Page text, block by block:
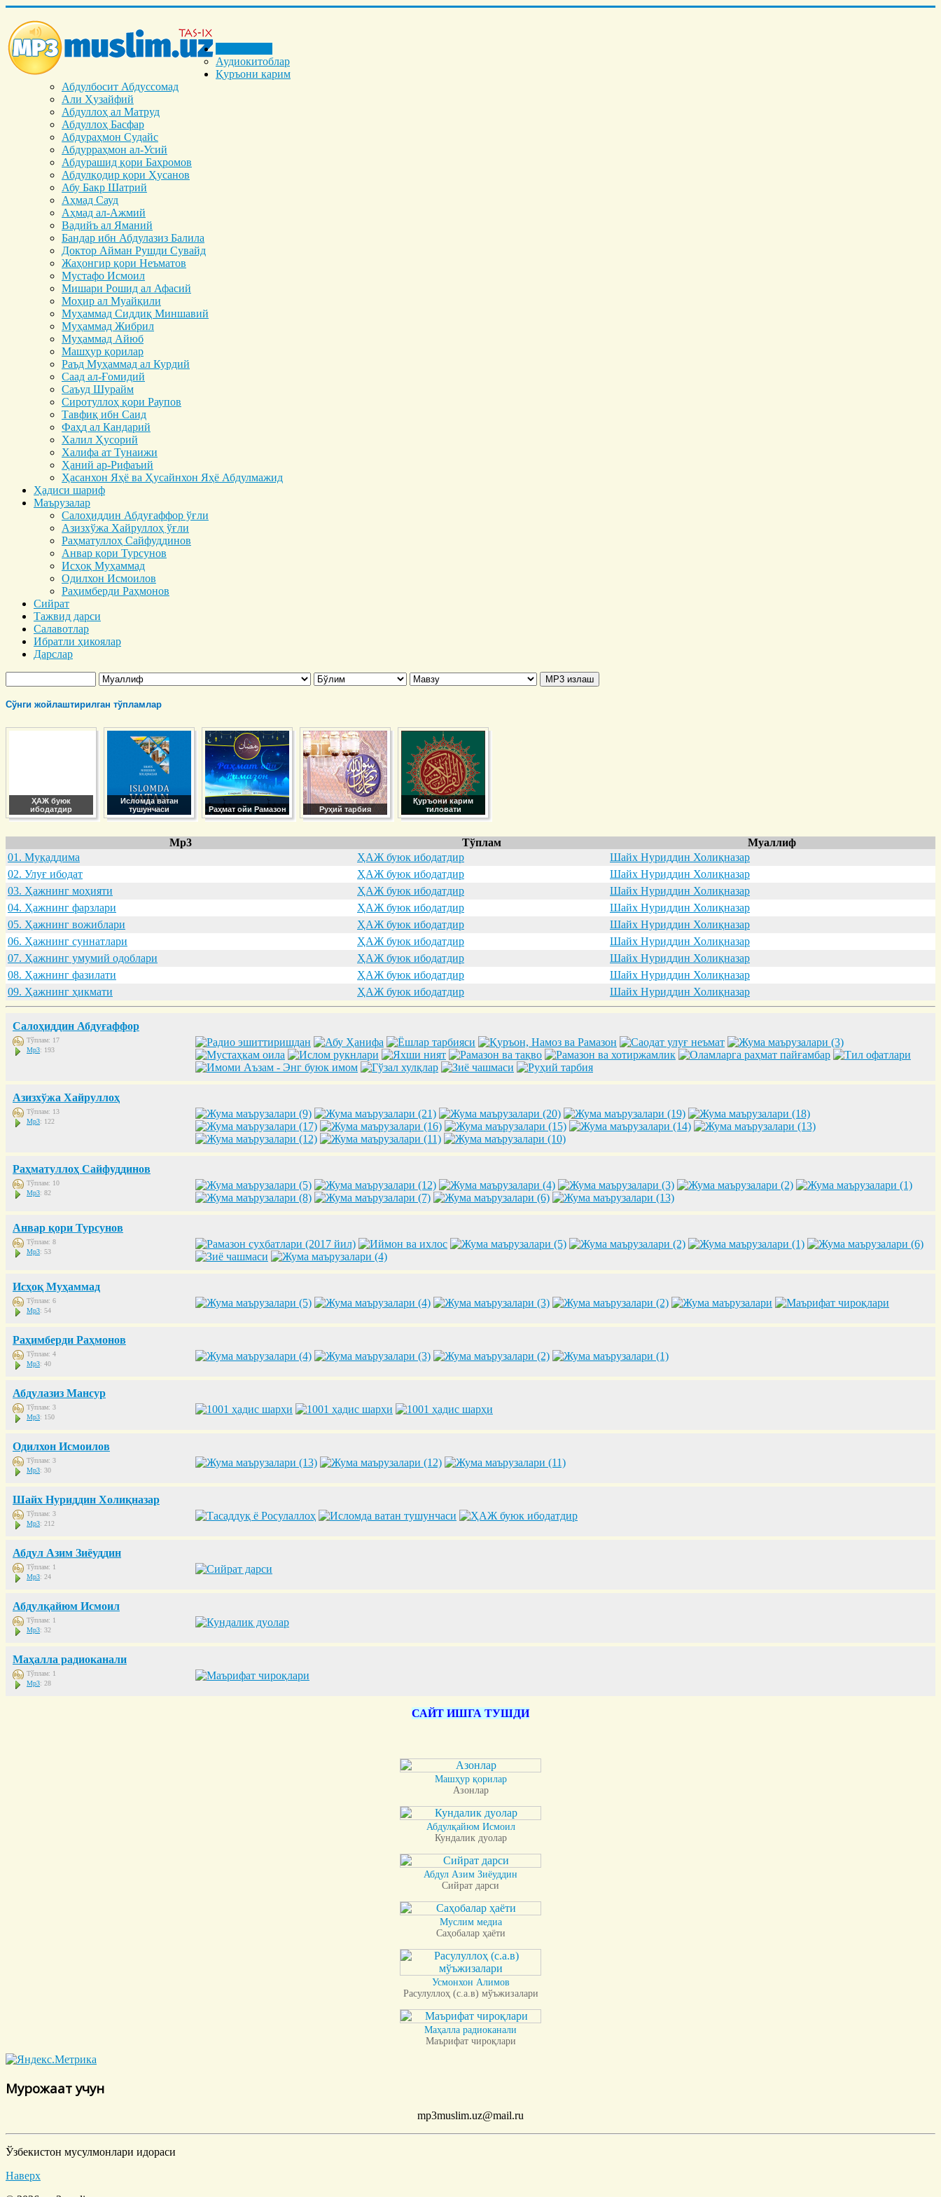
Аудиокитоблар
Қуръони карим
Абдулбосит Абдуссомад
Али Ҳузайфий
Абдуллоҳ ал Матруд
Абдуллоҳ Басфар
Абдураҳмон Судайс
Абдурраҳмон ал-Усий
Абдурашид қори Баҳромов
Абдулқодир қори Ҳусанов
Абу Бакр Шатрий
Аҳмад Сауд
Аҳмад ал-Ажмий
Вадийъ ал Яманий
Бандар ибн Абдулазиз Балила
Доктор Айман Рушди Сувайд
Жаҳонгир қори Неъматов
Мустафо Исмоил
Мишари Рошид ал Афасий
Моҳир ал Муайқили
Муҳаммад Cиддиқ Миншавий
Муҳаммад Жибрил
Муҳаммад Айюб
Машҳур қорилар
Раъд Муҳаммад ал Курдий
Саад ал-Ғомидий
Саъуд Шурайм
Сиротуллоҳ қори Раупов
Тавфиқ ибн Саид
Фаҳд ал Кандарий
Халил Ҳусорий
Халифа ат Тунаижи
Ҳаний ар-Рифаъий
Ҳасанхон Яҳё ва Ҳусайнхон Яҳё Абдулмажид
Ҳадиси шариф
Маърузалар
Салоҳиддин Абдуғаффор ўғли
Азизхўжа Хайруллоҳ ўғли
Раҳматуллоҳ Сайфуддинов
Анвар қори Турсунов
Исҳоқ Муҳаммад
Одилхон Исмоилов
Раҳимберди Раҳмонов
Сийрат
Тажвид дарси
Салавотлар
Ибратли ҳикоялар
Дарслар
Сўнги жойлаштирилган тўпламлар
ҲАЖ буюк
ибодатдир
Исломда ватан
тушунчаси
Раҳмат ойи Рамазон Руҳий тарбия
Қуръони карим
тиловати
Mp3 Тўплам
Муаллиф
01. Муқaддимa
ҲАЖ буюк ибодатдир
Шайх Нуриддин Холиқназар
02. Улуғ ибодaт
ҲАЖ буюк ибодатдир
Шайх Нуриддин Холиқназар
03. Ҳaжнинг моҳияти
ҲАЖ буюк ибодатдир
Шайх Нуриддин Холиқназар
04. Ҳaжнинг фaрзлaри
ҲАЖ буюк ибодатдир
Шайх Нуриддин Холиқназар
05. Ҳaжнинг вожиблaри
ҲАЖ буюк ибодатдир
Шайх Нуриддин Холиқназар
06. Ҳaжнинг суннaтлaри
ҲАЖ буюк ибодатдир
Шайх Нуриддин Холиқназар
07. Ҳaжнинг умумий одоблaри
ҲАЖ буюк ибодатдир
Шайх Нуриддин Холиқназар
08. Ҳaжнинг фaзилaти
ҲАЖ буюк ибодатдир
Шайх Нуриддин Холиқназар
09. Ҳaжнинг ҳикмaти
ҲАЖ буюк ибодатдир Шайх Нуриддин Холиқназар
Салоҳиддин Абдуғаффор
Тўплам: 17
Mp3: 193
Азизхўжа Хайруллоҳ
Тўплам: 13
Mp3: 122
Раҳматуллоҳ Сайфуддинов
Тўплам: 10
Mp3: 82
Анвар қори Турсунов
Тўплам: 8
Mp3: 53
Исҳоқ Муҳаммад
Тўплам: 6
Mp3: 54
Раҳимберди Раҳмонов
Тўплам: 4
Mp3: 40
Абдулазиз Мансур
Тўплам: 3
Mp3: 150
Одилхон Исмоилов
Тўплам: 3
Mp3: 30
Шайх Нуриддин Холиқназар
Тўплам: 3
Mp3: 212
Абдул Азим Зиёуддин
Тўплам: 1
Mp3: 24
Абдулқайюм Исмоил
Тўплам: 1
Mp3: 32
Маҳалла радиоканали
Тўплам: 1
Mp3: 28
САЙТ ИШГА ТУШДИ
Машҳур қорилар
Азонлар
Абдулқайюм Исмоил
Кундалик дуолар
Абдул Азим Зиёуддин
Сийрат дарси
Муслим медиа
Саҳобалар ҳаёти
Усмонхон Алимов
Расулуллоҳ (с.а.в) мўъжизалари
Маҳалла радиоканали
Маърифат чироқлари
Мурожаат учун
mp3muslim.uz@mail.ru
Ўзбекистон мусулмонлари идораси
Наверх